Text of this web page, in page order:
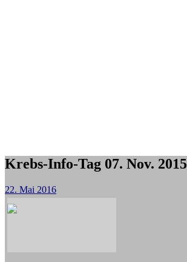
Krebs-Info-Tag 07. Nov. 2015
22. Mai 2016